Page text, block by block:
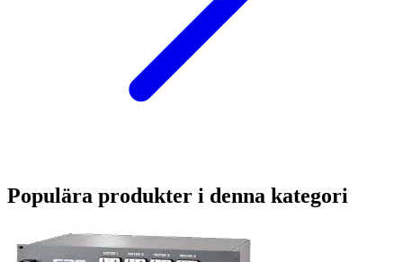
Populära produkter i denna kategori